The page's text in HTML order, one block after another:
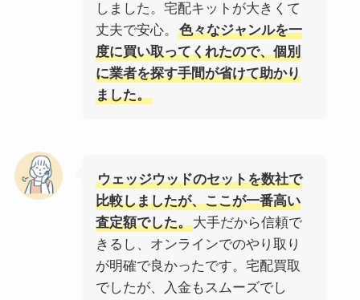
しました。宅配キットが大きくて
丈夫で安心。
色々なジャンルを一
度に買い取ってくれたので、個別
に業者を探す手間が省けて助かり
ました。
ウェッジウッドのセットを数社で
比較しましたが、ここが一番高い
査定額でした。大手だから信頼で
きるし、オンラインでのやり取り
が明確で良かったです。宅配買取
でしたが、入金もスムーズでし